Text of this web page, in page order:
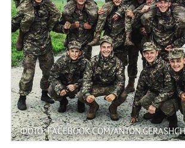
ФОТО: FACEBOOK.COM/